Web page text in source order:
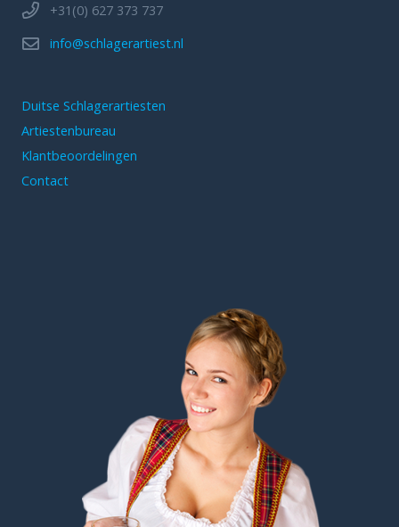
+31(0) 627 373 737
info@schlagerartiest.nl
Duitse Schlagerartiesten
Artiestenbureau
Klantbeoordelingen
Contact